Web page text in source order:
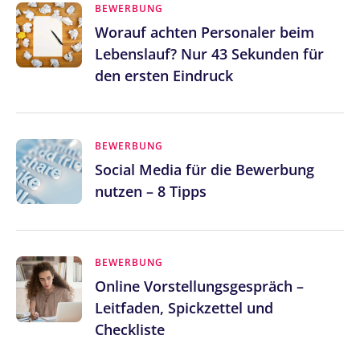
BEWERBUNG
Worauf achten Personaler beim
Lebenslauf? Nur 43 Sekunden für
den ersten Eindruck
BEWERBUNG
Social Media für die Bewerbung
nutzen – 8 Tipps
BEWERBUNG
Online Vorstellungsgespräch –
Leitfaden, Spickzettel und
Checkliste